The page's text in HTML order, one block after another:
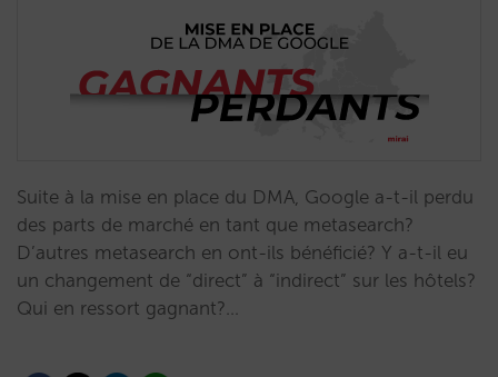
Suite à la mise en place du DMA, Google a-t-il perdu
des parts de marché en tant que metasearch?
D’autres metasearch en ont-ils bénéficié? Y a-t-il eu
un changement de “direct” à “indirect” sur les hôtels?
Qui en ressort gagnant?…